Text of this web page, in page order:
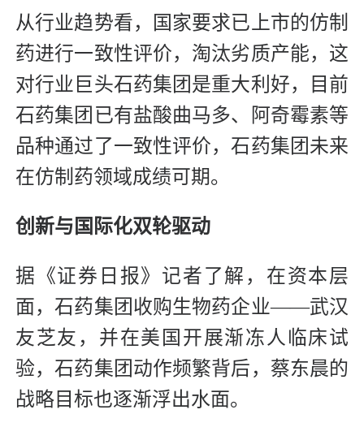
从行业趋势看，国家要求已上市的仿制
药进行一致性评价，淘汰劣质产能，这
对行业巨头石药集团是重大利好，目前
石药集团已有盐酸曲马多、阿奇霉素等
品种通过了一致性评价，石药集团未来
在仿制药领域成绩可期。
创新与国际化双轮驱动
据《证券日报》记者了解，在资本层
面，石药集团收购生物药企业——武汉
友芝友，并在美国开展渐冻人临床试
验，石药集团动作频繁背后，蔡东晨的
战略目标也逐渐浮出水面。